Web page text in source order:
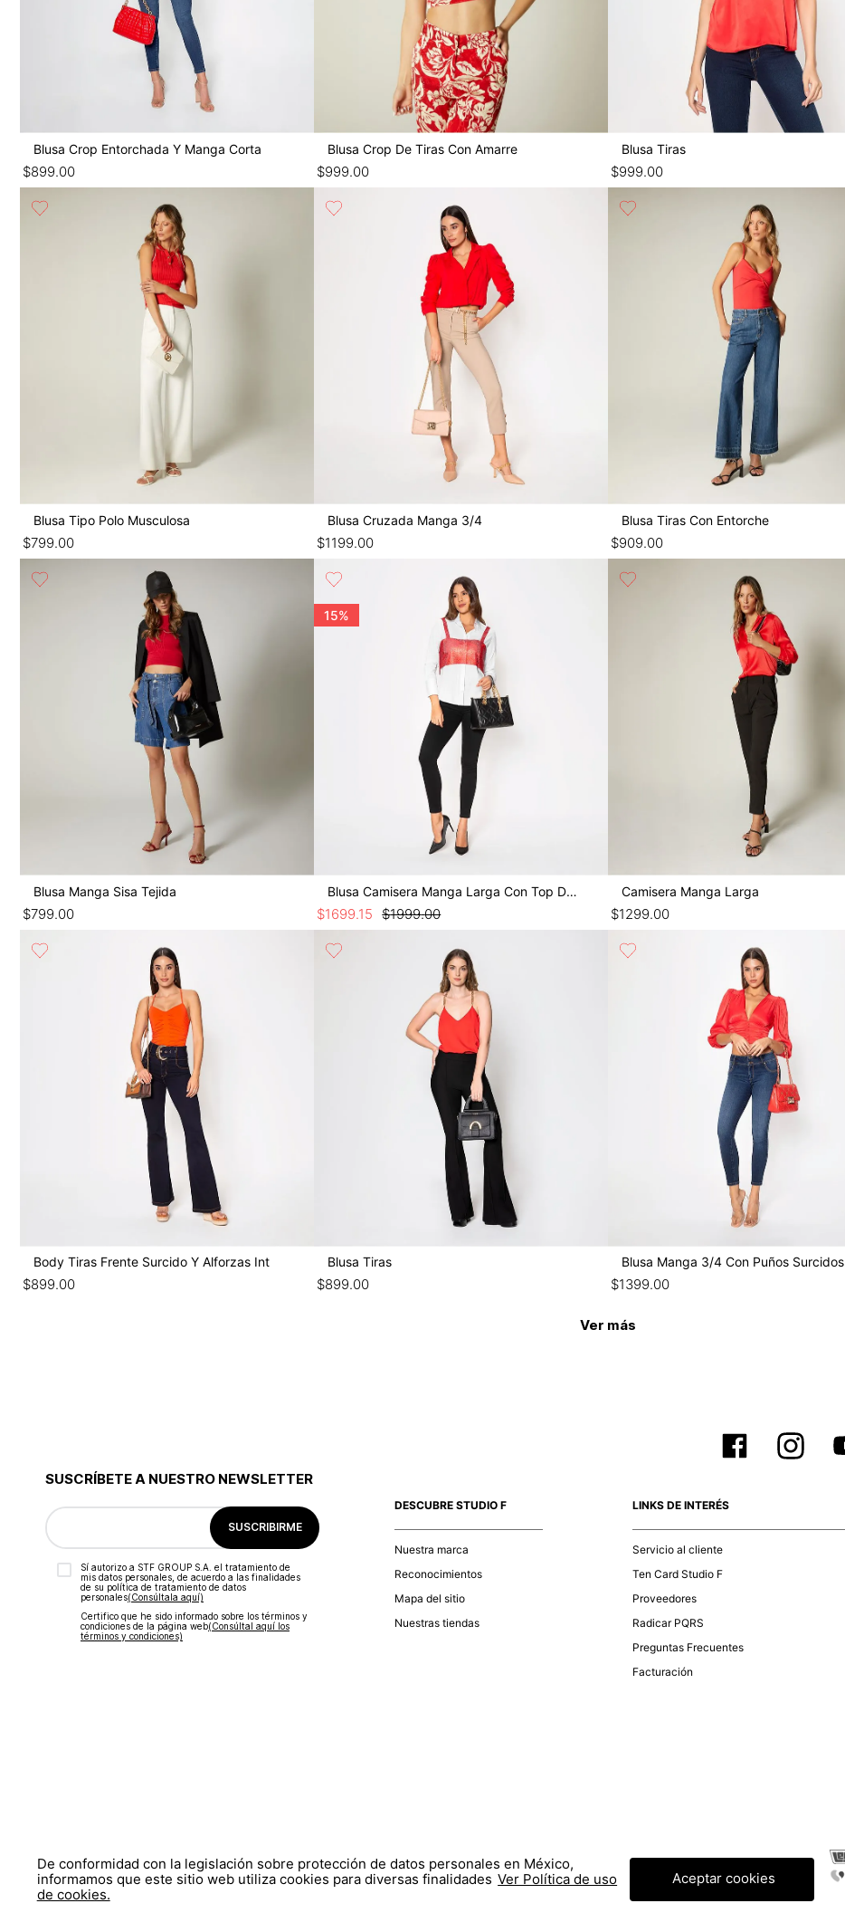
Blusa Crop Entorchada Y Manga Corta
$899.00
Blusa Crop De Tiras Con Amarre
$999.00
Blusa Tiras
$999.00
Blusa Tipo Polo Musculosa
$799.00
Blusa Cruzada Manga 3/4
$1199.00
Blusa Tiras Con Entorche
$909.00
Blusa Manga Sisa Tejida
$799.00
15%
Blusa Camisera Manga Larga Con Top De Cr
$1999.00
$1699.15
Camisera Manga Larga
$1299.00
Body Tiras Frente Surcido Y Alforzas Int
$899.00
Blusa Tiras
$899.00
Blusa Manga 3/4 Con Puños Surcidos
$1399.00
Ver más
SUSCRÍBETE A NUESTRO NEWSLETTER
SUSCRIBIRME
Sí autorizo a STF GROUP S.A. el tratamiento de
mis datos personales, de acuerdo a las finalidades
de su política de tratamiento de datos
personales‎(Consúltala aquí)
Certifico que he sido informado sobre los términos y
condiciones de la página web‎(Consúltal aquí los
términos y condiciones)
DESCUBRE STUDIO F
Nuestra marca
Reconocimientos
Mapa del sitio
Nuestras tiendas
LINKS DE INTERÉS
Servicio al cliente
Ten Card Studio F
Proveedores
Radicar PQRS
Preguntas Frecuentes
Facturación
© COPYRIGHT 2022 STUDIO F. TODOS LOS DERECHOS RESERVADOS.
De conformidad con la legislación sobre protección de datos personales en México,
informamos que este sitio web utiliza cookies para diversas finalidades Ver Política de uso
de cookies.
Aceptar cookies